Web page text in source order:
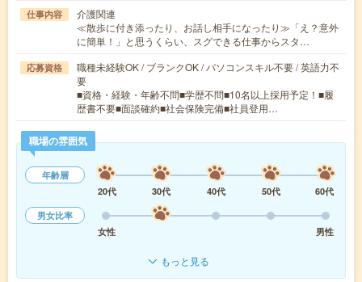
仕事内容
介護関連
≪散歩に付き添ったり、お話し相手になったり≫「え？意外
に簡単！」と思うくらい、スグできる仕事からスタ…
応募資格
職種未経験OK / ブランクOK / パソコンスキル不要 / 英語力不
要
■資格・経験・年齢不問■学歴不問■10名以上採用予定！■履
歴書不要■面談確約■社会保険完備■社員登用…
職場の雰囲気
年齢層
20代
30代 40代 50代
60代
男女比率
女性
男性
もっと見る